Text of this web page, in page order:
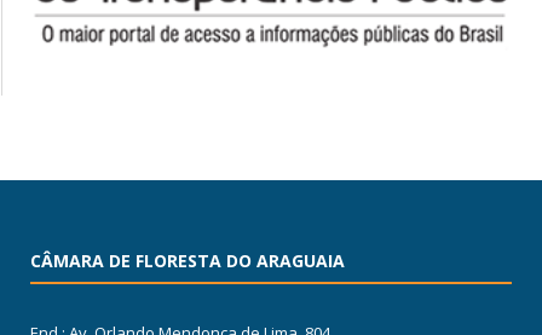
CÂMARA DE FLORESTA DO ARAGUAIA